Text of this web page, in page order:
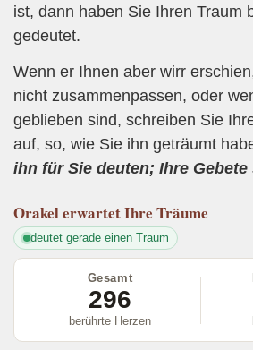
ist, dann haben Sie Ihren Traum
gedeutet.
Wenn er Ihnen aber wirr
nicht zusammenpassen, oder
geblieben sind, schreiben Sie
auf, so, wie Sie ihn geträumt
ihn für Sie deuten; Ihre
Orakelerwartet Ihre Träume
deutet gerade einen Traum
Gesamt
296
berührte Herzen